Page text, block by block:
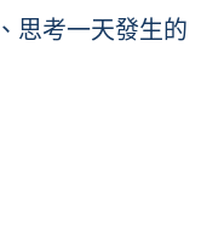
思考一天發生的